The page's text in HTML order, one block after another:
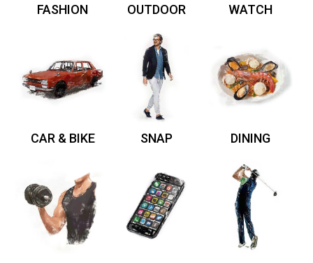
FASHION OUTDOOR WATCH
CAR & BIKE SNAP DINING